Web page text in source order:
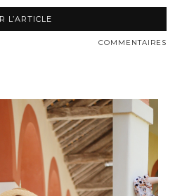
L’ARTICLE
COMMENTAIRES